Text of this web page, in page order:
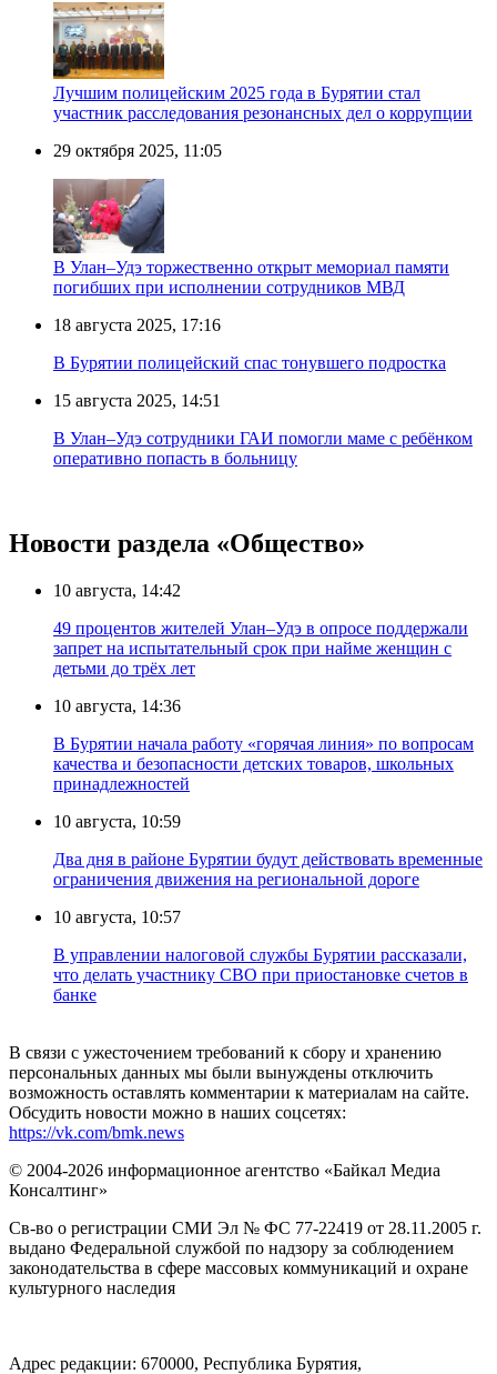
Лучшим полицейским 2025 года в Бурятии стал
участник расследования резонансных дел о коррупции
29 октября 2025, 11:05
В Улан–Удэ торжественно открыт мемориал памяти
погибших при исполнении сотрудников МВД
18 августа 2025, 17:16
В Бурятии полицейский спас тонувшего подростка
15 августа 2025, 14:51
В Улан–Удэ сотрудники ГАИ помогли маме с ребёнком
оперативно попасть в больницу
Новости раздела «Общество»
10 августа, 14:42
49 процентов жителей Улан–Удэ в опросе поддержали
запрет на испытательный срок при найме женщин с
детьми до трёх лет
10 августа, 14:36
В Бурятии начала работу «горячая линия» по вопросам
качества и безопасности детских товаров, школьных
принадлежностей
10 августа, 10:59
Два дня в районе Бурятии будут действовать временные
ограничения движения на региональной дороге
10 августа, 10:57
В управлении налоговой службы Бурятии рассказали,
что делать участнику СВО при приостановке счетов в
банке
В связи с ужесточением требований к сбору и хранению
персональных данных мы были вынуждены отключить
возможность оставлять комментарии к материалам на сайте.
Обсудить новости можно в наших соцсетях:
https://vk.com/bmk.news
© 2004-2026 информационное агентство «Байкал Медиа
Консалтинг»
Св-во о регистрации СМИ Эл № ФС 77-22419 от 28.11.2005 г.
выдано Федеральной службой по надзору за соблюдением
законодательства в сфере массовых коммуникаций и охране
культурного наследия
Адрес редакции: 670000, Республика Бурятия,